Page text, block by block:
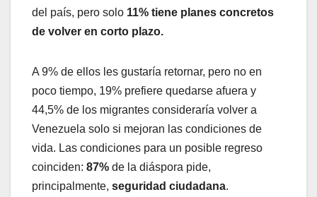
del país, pero solo 11% tiene planes concretos
de volver en corto plazo.
A 9% de ellos les gustaría retornar, pero no en
poco tiempo, 19% prefiere quedarse afuera y
44,5% de los migrantes consideraría volver a
Venezuela solo si mejoran las condiciones de
vida. Las condiciones para un posible regreso
coinciden: 87% de la diáspora pide,
principalmente, seguridad ciudadana.